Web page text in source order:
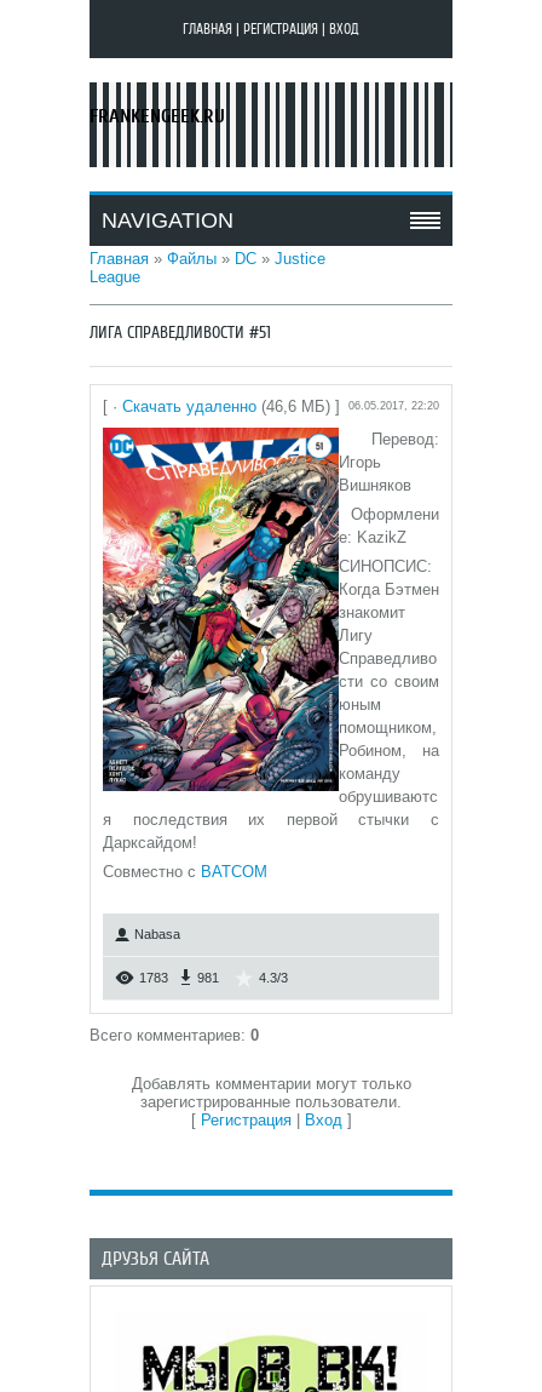
ГЛАВНАЯ РЕГИСТРАЦИЯ ВХОД
FRANKENGEEK.RU
NAVIGATION
Главная » Файлы » DC » Justice
League
ЛИГА СПРАВЕДЛИВОСТИ #51
[ · Скачать удаленно (46,6 МБ) ] 06.05.2017, 22:20
Перевод:
Игорь
Вишняков
Оформлени
е: KazikZ
СИНОПСИС:
Когда Бэтмен
знакомит
Лигу
Справедливо
сти со своим
юным
помощником,
Робином, на
команду
обрушиваютс
я последствия их первой стычки с
Дарксайдом!
Совместно с BATCOM
Nabasa
1783 981 4.3/3
Всего комментариев: 0
Добавлять комментарии могут только
зарегистрированные пользователи.
[ Регистрация| Вход]
ДРУЗЬЯ САЙТА